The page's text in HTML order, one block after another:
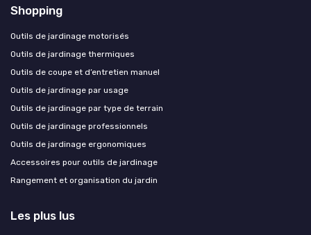
Shopping
Outils de jardinage motorisés
Outils de jardinage thermiques
Outils de coupe et d’entretien manuel
Outils de jardinage par usage
Outils de jardinage par type de terrain
Outils de jardinage professionnels
Outils de jardinage ergonomiques
Accessoires pour outils de jardinage
Rangement et organisation du jardin
Les plus lus